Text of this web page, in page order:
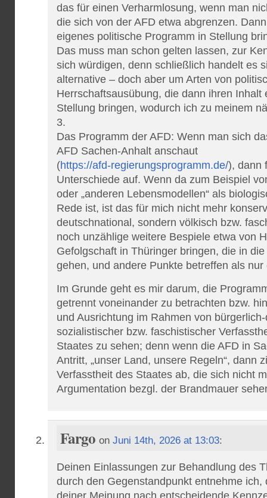
das für einen Verharmlosung, wenn man
die sich von der AFD etwa abgrenzen.
eigenes politische Programm in Stellung
Das muss man schon gelten lassen, zur
sich würdigen, denn schließlich handelt es
alternative – doch aber um Arten von
Herrschaftsausübung, die dann ihren Inhalt
Stellung bringen, wodurch ich zu meinem
3.
Das Programm der AFD: Wenn man sich
AFD Sachen-Anhalt anschaut
(https://afd-regierungsprogramm.de/), dann
Unterschiede auf. Wenn da zum Beispiel
oder „anderen Lebensmodellen“ als
Rede ist, ist das für mich nicht mehr
deutschnational, sondern völkisch bzw.
noch unzählige weitere Bespiele etwa von
Gefolgschaft in Thüringer bringen, die in
gehen, und andere Punkte betreffen als
Im Grunde geht es mir darum, die
getrennt voneinander zu betrachten bzw.
und Ausrichtung im Rahmen von
sozialistischer bzw. faschistischer
Staates zu sehen; denn wenn die AFD in
Antritt, „unser Land, unsere Regeln“, dann
Verfasstheit des Staates ab, die sich nicht
Argumentation bezgl. der Brandmauer
Fargo on Juni 14th, 2026 at 13:03:
Deinen Einlassungen zur Behandlung des
durch den Gegenstandpunkt entnehme ich,
deiner Meinung nach entscheidende